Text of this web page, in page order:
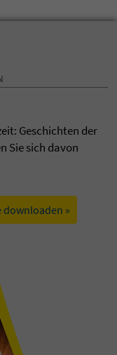
Geschichten der
Sie sich davon
downloaden »